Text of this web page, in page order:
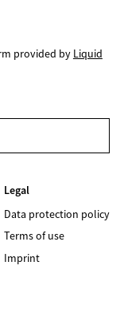
provided by Liquid
Legal
Data protection policy
Terms of use
Imprint